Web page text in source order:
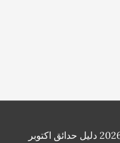
دليل حدائق اكتوبر